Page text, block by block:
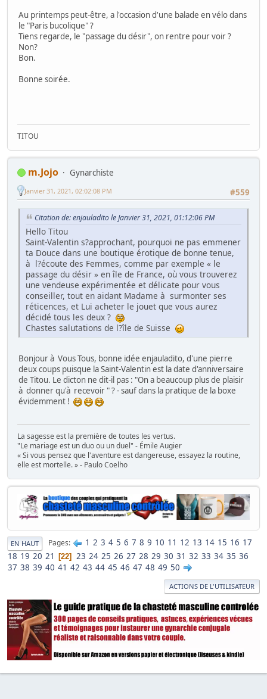
Au printemps peut-être, a l'occasion d'une balade en vélo dans
le "Paris bucolique" ?
Tiens regarde, le "passage du désir", on rentre pour voir ?
Non?
Bon.
Bonne soirée.
TITOU
m.Jojo
Gynarchiste
#559
Janvier 31, 2021, 02:02:08 PM
Citation de: enjauladito le Janvier 31, 2021, 01:12:06 PM
Hello Titou
Saint-Valentin s?approchant, pourquoi ne pas emmener
ta Douce dans une boutique érotique de bonne tenue,
à l?écoute des Femmes, comme par exemple « le
passage du désir » en île de France, où vous trouverez
une vendeuse expérimentée et délicate pour vous
conseiller, tout en aidant Madame à surmonter ses
réticences, et Lui acheter le jouet que vous aurez
décidé tous les deux ?
Chastes salutations de l?île de Suisse
Bonjour à Vous Tous, bonne idée enjauladito, d'une pierre
deux coups puisque la Saint-Valentin est la date d'anniversaire
de Titou. Le dicton ne dit-il pas : "On a beaucoup plus de plaisir
à donner qu'à recevoir " ? - sauf dans la pratique de la boxe
évidemment !
La sagesse est la première de toutes les vertus.
"Le mariage est un duo ou un duel" - Émile Augier
« Si vous pensez que l'aventure est dangereuse, essayez la routine,
elle est mortelle. » - Paulo Coelho
EN HAUT Pages 1 2 3 4 5 6 7 8 9 10 11 12 13 14 15 16 17
18 19 20 21 22 23 24 25 26 27 28 29 30 31 32 33 34 35 36
37 38 39 40 41 42 43 44 45 46 47 48 49 50
ACTIONS DE L'UTILISATEUR